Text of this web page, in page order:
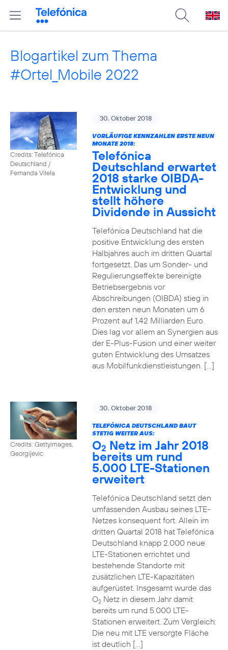
Blogartikel zum Thema
#Ortel_Mobile 2022
Credits: Telefónica
Deutschland /
Fernanda Vilela
30. Oktober 2018
VORLÄUFIGE KENNZAHLEN ERSTE NEUN
MONATE 2018:
Telefónica
Deutschland erwartet
2018 starke OIBDA-
Entwicklung und
stellt höhere
Dividende in Aussicht
Telefónica Deutschland hat die
positive Entwicklung des ersten
Halbjahres auch im dritten Quartal
fortgesetzt. Das um Sonder- und
Regulierungseffekte bereinigte
Betriebsergebnis vor
Abschreibungen (OIBDA) stieg in
den ersten neun Monaten um 6
Prozent auf 1,42 Milliarden Euro.
Dies lag vor allem an Synergien aus
der E-Plus-Fusion und einer weiter
guten Entwicklung des Umsatzes
aus Mobilfunkdienstleistungen. […]
Credits: Gettyimages,
Georgijevic
30. Oktober 2018
TELEFÓNICA DEUTSCHLAND BAUT
STETIG WEITER AUS:
O2 Netz im Jahr 2018
bereits um rund
5.000 LTE-Stationen
erweitert
Telefónica Deutschland setzt den
umfassenden Ausbau seines LTE-
Netzes konsequent fort. Allein im
dritten Quartal 2018 hat Telefónica
Deutschland knapp 2.000 neue
LTE-Stationen errichtet und
bestehende Standorte mit
zusätzlichen LTE-Kapazitäten
aufgerüstet. Insgesamt wurde das
O2Netz in diesem Jahr damit
bereits um rund 5.000 LTE-
Stationen erweitert. Zum Vergleich:
Die neu mit LTE versorgte Fläche
ist deutlich […]